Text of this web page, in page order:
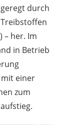
durch
– her. Im
in Betrieb
mit einer
zum